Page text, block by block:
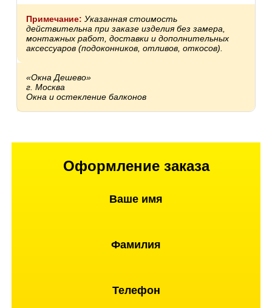
Примечание: Указанная стоимость
действительна при заказе изделия без замера,
монтажных работ, доставки и дополнительных
аксессуаров (подоконников, отливов, откосов).
«Окна Дешево»
г. Москва
Окна и остекление балконов
Оформление заказа
Ваше имя
Фамилия
Телефон